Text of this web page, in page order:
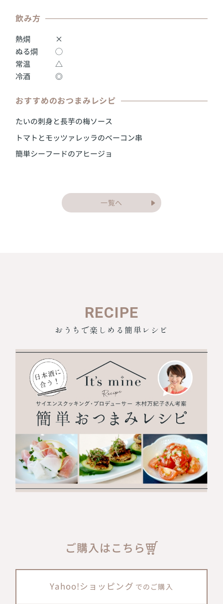
飲み方
熱燗
×
ぬる燗
◯
常温
△
冷酒
◎
おすすめのおつまみレシピ
たいの刺身と長芋の梅ソース
トマトとモッツァレッラのベーコン串
簡単シーフードのアヒージョ
一覧へ
RECIPE
おうちで楽しめる簡単レシピ
ご購入はこちら
Yahoo!ショッピング でのご購入